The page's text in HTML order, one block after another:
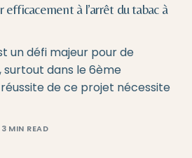
à l’arrêt du tabac à
un défi majeur pour de
surtout dans le 6ème
de ce projet nécessite
3 MIN READ